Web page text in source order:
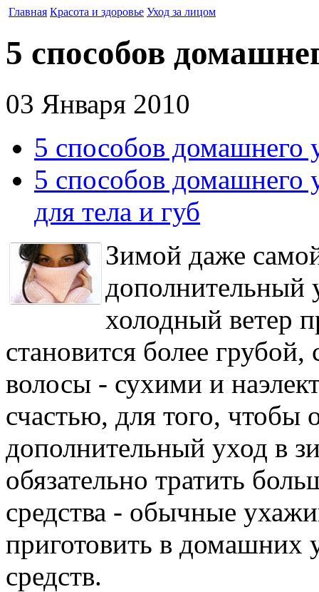
Главная Красота и здоровье Уход за лицом
5 способов
03 Января 2010
5 способов домашнего
5 способов домашнего
для тела и губ
Зимой даже
дополнительный
холодный ветер
становится более
волосы - сухими и
счастью, для того, чтобы
дополнительный уход в
обязательно тратить
средства - обычные
приготовить в домашних
средств.